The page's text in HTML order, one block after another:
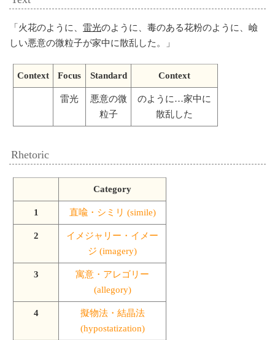
「 火花のように、 雷光のように、毒のある花粉のように、嶮
しい悪意の微粒子が家中に散乱した。
」
Context Focus Standard Context
雷光
悪意の微
粒子
のように…家中に
散乱した
Rhetoric
Category
1 直喩・シミリ (simile)
2
イメジャリー・イメー
ジ (imagery)
3
寓意・アレゴリー
(allegory)
4
擬物法・結晶法
(hypostatization)